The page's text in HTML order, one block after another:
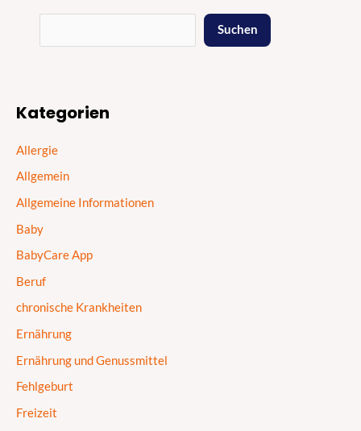
Suchen
Kategorien
Allergie
Allgemein
Allgemeine Informationen
Baby
BabyCare App
Beruf
chronische Krankheiten
Ernährung
Ernährung und Genussmittel
Fehlgeburt
Freizeit